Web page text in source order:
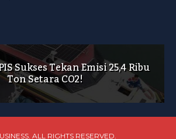
Sukses Tekan Emisi 25,4 Ribu
Ton Setara CO2!
ALL RIGHTS RESERVED.